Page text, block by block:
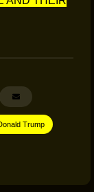
Trump